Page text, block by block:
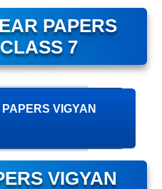
PAPERS
7
VIGYAN
VIGYAN